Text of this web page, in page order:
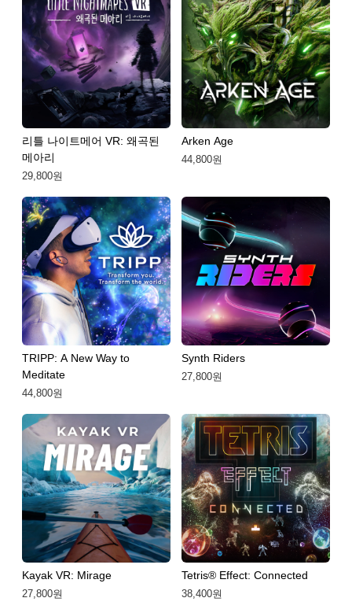
리틀 나이트메어 VR: 왜곡된
메아리
29,800원
Arken Age
44,800원
TRIPP: A New Way to
Meditate
44,800원
Synth Riders
27,800원
Kayak VR: Mirage
27,800원
Tetris® Effect: Connected
38,400원